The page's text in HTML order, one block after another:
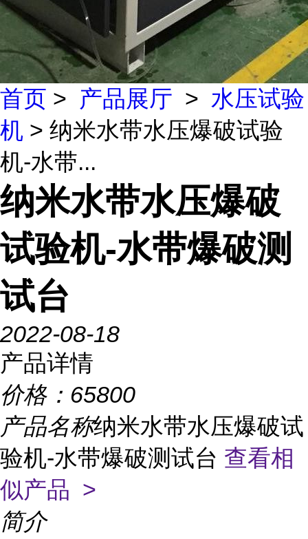
首页 > 产品展厅 > 水压试验
机 > 纳米水带水压爆破试验
机-水带...
纳米水带水压爆破
试验机-水带爆破测
试台
2022-08-18
产品详情
价格： 65800
产品名称纳米水带水压爆破试
验机-水带爆破测试台 查看相
似产品 >
简介